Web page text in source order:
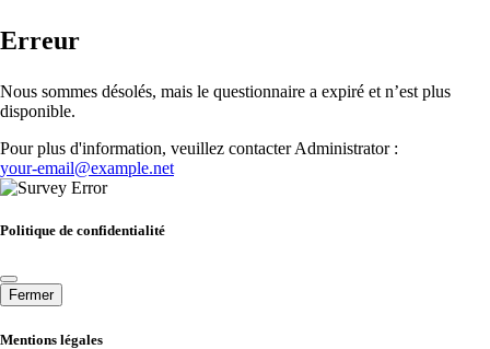
Erreur
Nous sommes désolés, mais le questionnaire a expiré et n’est plus
disponible.
Pour plus d'information, veuillez contacter Administrator :
your-email@example.net
Politique de confidentialité
Fermer
Mentions légales